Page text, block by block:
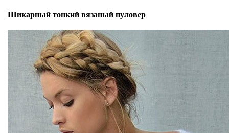
Шикарный тонкий вязаный пуловер